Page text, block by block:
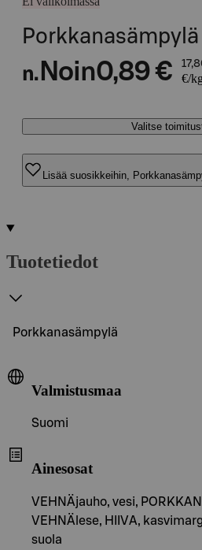
Porkkanasämpylä
n. Noin0,89 €
€/kg
Valitse
Lisää suosikkeihin,
Tuotetiedot
Porkkanasämpylä
Valmistusmaa
Suomi
Ainesosat
VEHNÄjauho, vesi,
VEHNÄlese, HIIVA,
suola